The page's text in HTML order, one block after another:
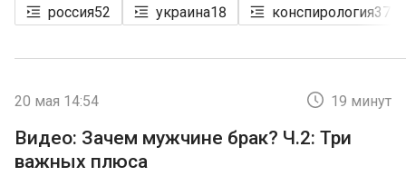
россия52 украина18 конспирология37
20 мая 14:54 19 минут
Видео: Зачем мужчине брак? Ч.2: Три
важных плюса